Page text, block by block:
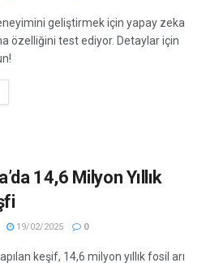
geliştirmek için yapay zeka
özelliğini test ediyor. Detaylar için
14,6 Milyon Yıllık
19/02/2025 0
keşif, 14,6 milyon yıllık fosil arı